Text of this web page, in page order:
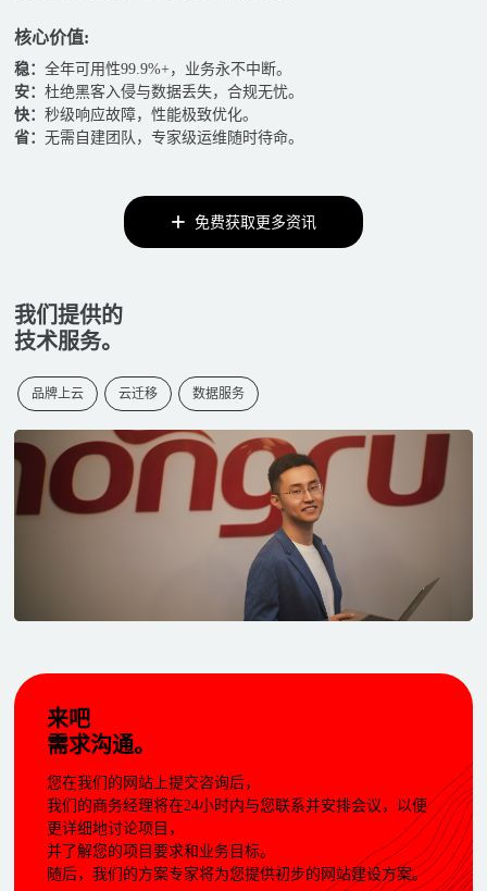
核心价值:
稳：全年可用性99.9%+，业务永不中断。
安：杜绝黑客入侵与数据丢失，合规无忧。
快：秒级响应故障，性能极致优化。
省：无需自建团队，专家级运维随时待命。
免费获取更多资讯
我们提供的
技术服务。
品牌上云 云迁移 数据服务
来吧
需求沟通。
您在我们的网站上提交咨询后，
我们的商务经理将在24小时内与您联系并安排会议，以便
更详细地讨论项目，
并了解您的项目要求和业务目标。
随后，我们的方案专家将为您提供初步的网站建设方案。